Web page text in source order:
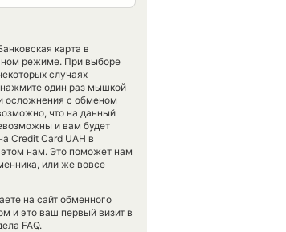
карта в
режиме. При выборе
случаях
нажмите один раз мышкой
осложнения с обменом
что на данный
и вам будет
Credit Card UAH в
нам. Это поможет нам
или же вовсе
на сайт обменного
и это ваш первый визит в
FAQ.